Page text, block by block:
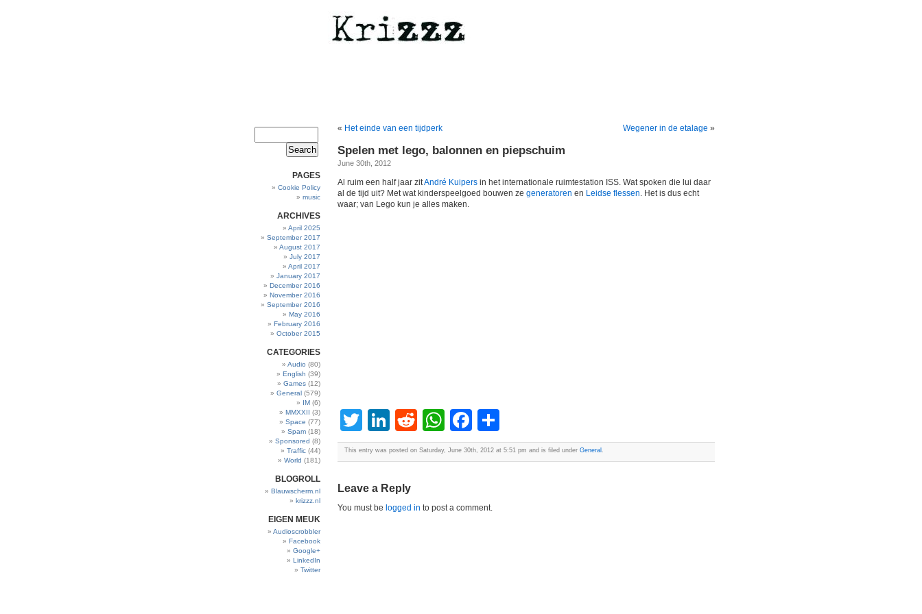
PAGES
Cookie Policy
music
ARCHIVES
April 2025
September 2017
August 2017
July 2017
April 2017
January 2017
December 2016
November 2016
September 2016
May 2016
February 2016
October 2015
CATEGORIES
Audio (80)
English (39)
Games (12)
General (579)
IM (6)
MMXXII (3)
Space (77)
Spam (18)
Sponsored (8)
Traffic (44)
World (181)
BLOGROLL
Blauwscherm.nl
krizzz.nl
EIGEN MEUK
Audioscrobbler
Facebook
Google+
LinkedIn
Twitter
« Het einde van een tijdperk Wegener in de etalage »
Spelen met lego, balonnen en piepschuim
June 30th, 2012
Al ruim een half jaar zitAndré Kuipers in het internationale ruimtestation ISS. Wat spoken die lui daar
al de tijd uit? Met wat kinderspeelgoed bouwen ze generatoren en Leidse flessen. Het is dus echt
waar; van Lego kun je alles maken.
Twitter
LinkedIn
RedditWhatsApp
Facebook
This entry was posted on Saturday, June 30th, 2012 at 5:51 pm and is filed under General .
Leave a Reply
You must be logged in to post a comment.